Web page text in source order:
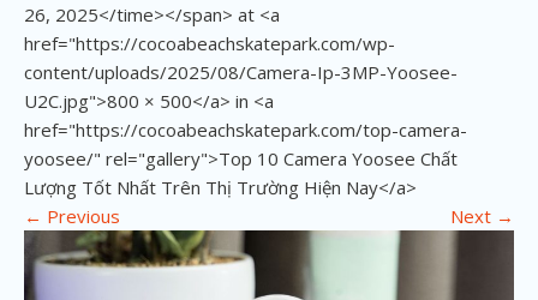
26, 2025</time></span> at <a
href="https://cocoabeachskatepark.com/wp-
content/uploads/2025/08/Camera-Ip-3MP-Yoosee-
U2C.jpg">800 × 500</a> in <a
href="https://cocoabeachskatepark.com/top-camera-
yoosee/" rel="gallery">Top 10 Camera Yoosee Chất
Lượng Tốt Nhất Trên Thị Trường Hiện Nay</a>
← Previous Next →